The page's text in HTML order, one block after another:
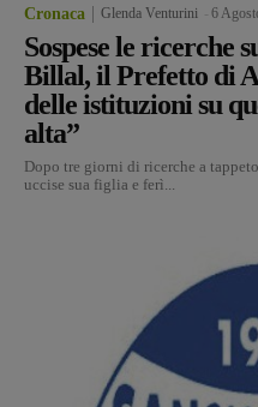
Cronaca Glenda Venturini 6
Sospese le ricerche
Billal, il Prefetto di
delle istituzioni su
alta”
Dopo tre giorni di ricerche a
uccise sua figlia e ferì...